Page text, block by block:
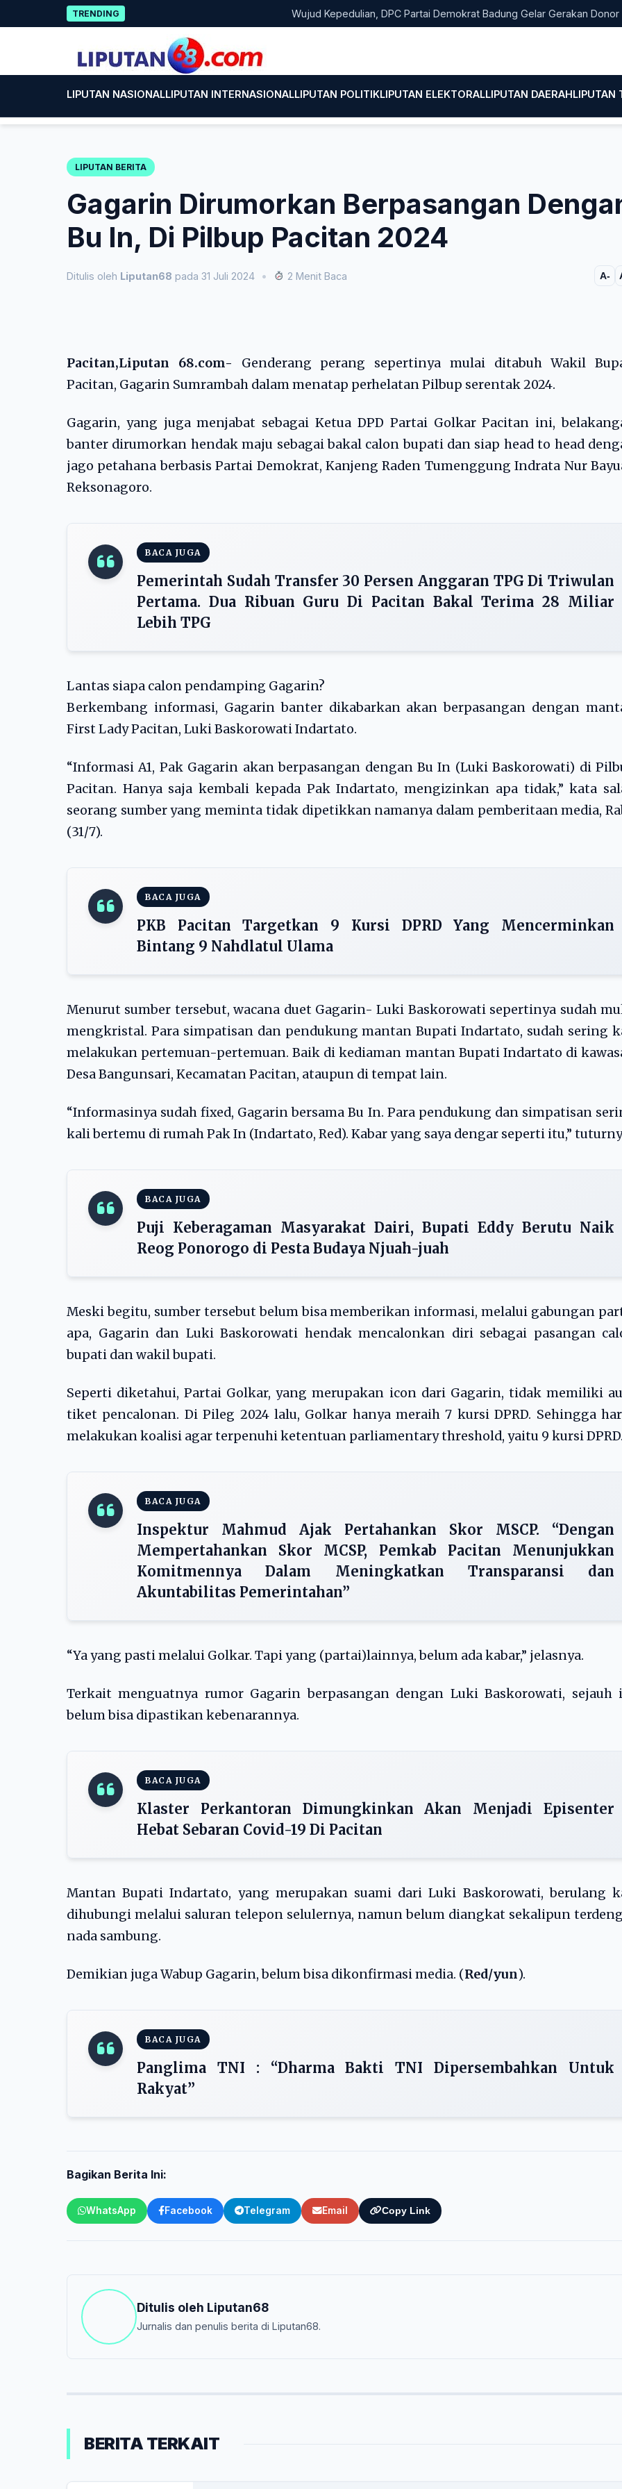
to
TRENDING Wujud Kepedulian, DPC Partai Demokrat Badung Gelar Gerakan Donor Darah
LIPUTAN NASIONALLIPUTAN INTERNASIONALLIPUTAN POLITIKLIPUTAN ELEKTORALLIPUTAN DAERAHLIPUTAN
LIPUTAN BERITA
Gagarin Dirumorkan Berpasangan
Bu In, Di Pilbup Pacitan 2024
Ditulis oleh Liputan68 pada 31 Juli 2024 • 2 Menit Baca A-
Pacitan,Liputan 68.com- Genderang perang sepertinya mulai ditabuh Wakil
Pacitan, Gagarin Sumrambah dalam menatap perhelatan Pilbup serentak 2024.
Gagarin, yang juga menjabat sebagai Ketua DPD Partai Golkar Pacitan ini,
banter dirumorkan hendak maju sebagai bakal calon bupati dan siap head to head
jago petahana berbasis Partai Demokrat, Kanjeng Raden Tumenggung Indrata Nur
Reksonagoro.
BACA JUGA
Pemerintah Sudah Transfer 30 Persen Anggaran TPG Di Triwulan
Pertama. Dua Ribuan Guru Di Pacitan Bakal Terima 28 Miliar
Lebih TPG
Lantas siapa calon pendamping Gagarin?
Berkembang informasi, Gagarin banter dikabarkan akan berpasangan dengan
First Lady Pacitan, Luki Baskorowati Indartato.
“Informasi A1, Pak Gagarin akan berpasangan dengan Bu In (Luki Baskorowati) di
Pacitan. Hanya saja kembali kepada Pak Indartato, mengizinkan apa tidak,” kata
seorang sumber yang meminta tidak dipetikkan namanya dalam pemberitaan media,
(31/7).
BACA JUGA
PKB Pacitan Targetkan 9 Kursi DPRD Yang Mencerminkan
Bintang 9 Nahdlatul Ulama
Menurut sumber tersebut, wacana duet Gagarin- Luki Baskorowati sepertinya sudah
mengkristal. Para simpatisan dan pendukung mantan Bupati Indartato, sudah sering
melakukan pertemuan-pertemuan. Baik di kediaman mantan Bupati Indartato di
Desa Bangunsari, Kecamatan Pacitan, ataupun di tempat lain.
“Informasinya sudah fixed, Gagarin bersama Bu In. Para pendukung dan simpatisan
kali bertemu di rumah Pak In (Indartato, Red). Kabar yang saya dengar seperti itu,”
BACA JUGA
Puji Keberagaman Masyarakat Dairi, Bupati Eddy Berutu Naik
Reog Ponorogo di Pesta Budaya Njuah-juah
Meski begitu, sumber tersebut belum bisa memberikan informasi, melalui gabungan
apa, Gagarin dan Luki Baskorowati hendak mencalonkan diri sebagai pasangan
bupati dan wakil bupati.
Seperti diketahui, Partai Golkar, yang merupakan icon dari Gagarin, tidak memiliki
tiket pencalonan. Di Pileg 2024 lalu, Golkar hanya meraih 7 kursi DPRD. Sehingga
melakukan koalisi agar terpenuhi ketentuan parliamentary threshold, yaitu 9 kursi
BACA JUGA
Inspektur Mahmud Ajak Pertahankan Skor MSCP. “Dengan
Mempertahankan Skor MCSP, Pemkab Pacitan Menunjukkan
Komitmennya Dalam Meningkatkan Transparansi dan
Akuntabilitas Pemerintahan”
“Ya yang pasti melalui Golkar. Tapi yang (partai)lainnya, belum ada kabar,” jelasnya.
Terkait menguatnya rumor Gagarin berpasangan dengan Luki Baskorowati, sejauh
belum bisa dipastikan kebenarannya.
BACA JUGA
Klaster Perkantoran Dimungkinkan Akan Menjadi Episenter
Hebat Sebaran Covid-19 Di Pacitan
Mantan Bupati Indartato, yang merupakan suami dari Luki Baskorowati, berulang
dihubungi melalui saluran telepon selulernya, namun belum diangkat sekalipun
nada sambung.
Demikian juga Wabup Gagarin, belum bisa dikonfirmasi media. (Red/yun).
BACA JUGA
Panglima TNI : “Dharma Bakti TNI Dipersembahkan Untuk
Rakyat”
Bagikan Berita Ini:
WhatsApp Facebook Telegram Email Copy Link
Ditulis oleh Liputan68
Jurnalis dan penulis berita di Liputan68.
BERITA TERKAIT